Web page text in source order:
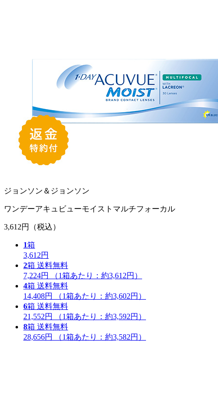
ジョンソン＆ジョンソン
ワンデーアキュビューモイストマルチフォーカル
3,612円 （税込）
1箱
3,612円
2箱 送料無料
7,224円
（1箱あたり： 約3,612円 ）
4箱 送料無料
14,408円
（1箱あたり： 約3,602円 ）
6箱 送料無料
21,552円
（1箱あたり： 約3,592円 ）
8箱 送料無料
28,656円
（1箱あたり： 約3,582円 ）